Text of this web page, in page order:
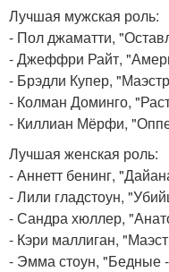
Лучшая мужская роль:
- Пол джаматти,
- Джеффри Райт,
- Брэдли Купер,
- Колман Доминго,
- Киллиан Мёрфи,
Лучшая женская роль:
- Аннетт бенинг,
- Лили гладстоун,
- Сандра хюллер,
- Кэри маллиган,
- Эмма стоун, "Бедные